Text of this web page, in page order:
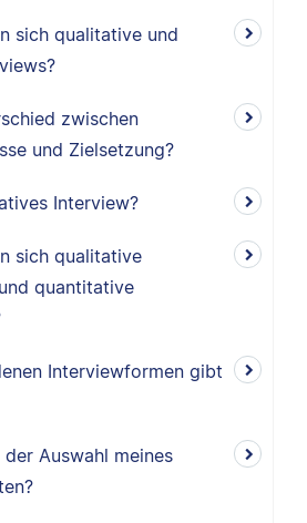
sich qualitative und
zwischen
und Zielsetzung?
Interview?
sich qualitative
quantitative
Interviewformen gibt
Auswahl meines